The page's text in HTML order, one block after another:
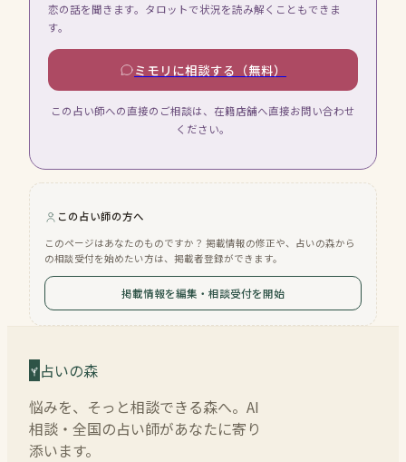
恋の話を聞きます。タロットで状況を読み解くこともできま
す。
ミモリに相談する（無料）
この占い師への直接のご相談は、在籍店舗へ直接お問い合わせ
ください。
この占い師の方へ
このページはあなたのものですか？ 掲載情報の修正や、占いの森から
の相談受付を始めたい方は、掲載者登録ができます。
掲載情報を編集・相談受付を開始
占いの森
悩みを、そっと相談できる森へ。AI
相談・全国の占い師があなたに寄り
添います。